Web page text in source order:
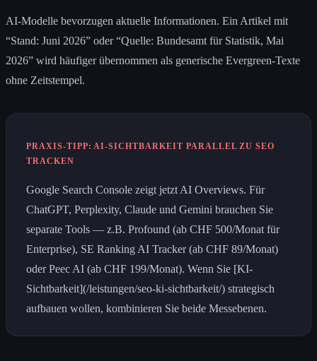
AI-Modelle bevorzugen aktuelle Informationen. Ein Artikel mit
“Stand: Juni 2026” oder “Quelle: Bundesamt für Statistik, Mai
2026” wird häufiger übernommen als generische Evergreen-Texte
ohne Zeitstempel.
PRAXIS-TIPP: AI-SICHTBARKEIT PARALLEL ZU SEO
TRACKEN
Google Search Console zeigt jetzt AI Overviews. Für
ChatGPT, Perplexity, Claude und Gemini brauchen Sie
separate Tools — z.B. Profound (ab CHF 500/Monat für
Enterprise), SE Ranking AI Tracker (ab CHF 89/Monat)
oder Peec AI (ab CHF 199/Monat). Wenn Sie [KI-
Sichtbarkeit](/leistungen/seo-ki-sichtbarkeit/) strategisch
aufbauen wollen, kombinieren Sie beide Messebenen.